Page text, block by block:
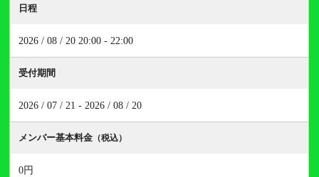
日程
2026 / 08 / 20 20:00 - 22:00
受付期間
2026 / 07 / 21 - 2026 / 08 / 20
メンバー基本料金 （税込）
0円